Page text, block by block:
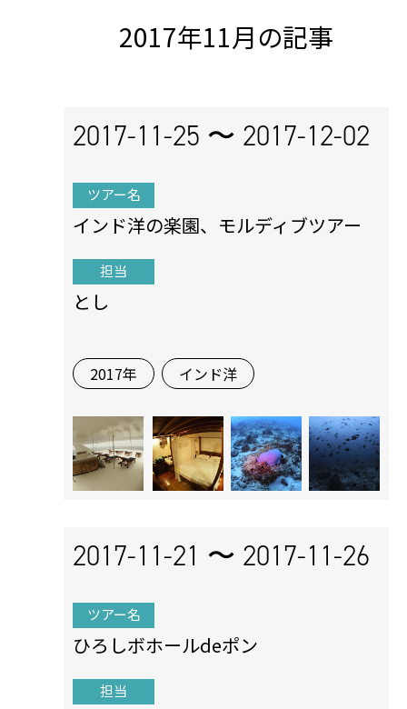
2017年11月の記事
2017-11-25 〜 2017-12-02
ツアー名
インド洋の楽園、モルディブツアー
担当
とし
2017年 インド洋
2017-11-21 〜 2017-11-26
ツアー名
ひろしボホールdeポン
担当